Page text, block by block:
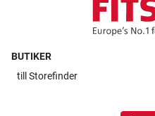
BUTIKER
till Storefinder